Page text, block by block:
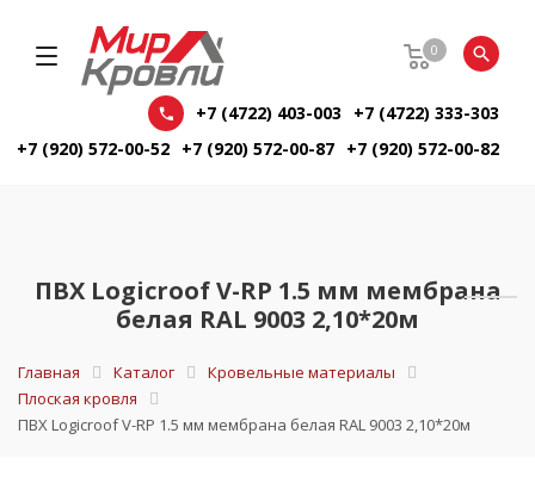
0
+7 (4722) 403-003
+7 (4722) 333-303
+7 (920) 572-00-52 +7 (920) 572-00-87 +7 (920) 572-00-82
ПВХ Logicroof V-RP 1.5 мм мембрана
белая RAL 9003 2,10*20м
Главная Каталог
Кровельные материалы
Плоская кровля
ПВХ Logicroof V-RP 1.5 мм мембрана белая RAL 9003 2,10*20м